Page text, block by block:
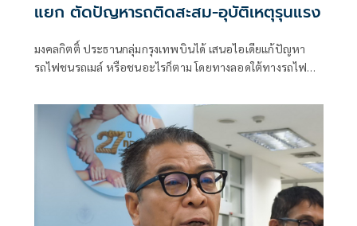
แยก ตัดปัญหารถติดสะสม-อุบัติเหตุรุนแรง
มงคลกิตติ์ ประธานกลุ่มกรุงเทพบินได้ เสนอไอเดียแก้ปัญหา
รถไฟชนรถเมล์ หรือชนอะไรก็ตาม โดยทางลอดใต้ทางรถไฟ